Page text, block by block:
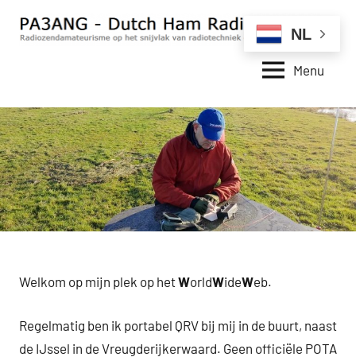
–
Dutch
Ham
Radio
Station
hij
snijvlak
van
radiotechniek
en
internet
Menu
Welkom op mijn plek op hetWorldWideWeb.
Regelmatig ben ik portabel QRV bij mij in de buurt, naast
de IJssel in de Vreugderijkerwaard. Geen officiële POTA
NL